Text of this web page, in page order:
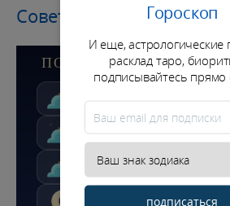
Советы месяца
ПОДРОБНЫЙ
ПОСЛЕЗАВТРА Оценка : 5.6/
Оценка : 5.2/
Гороскоп
И еще, астрологические
расклад таро,
подписывайтесь прямо
подписаться